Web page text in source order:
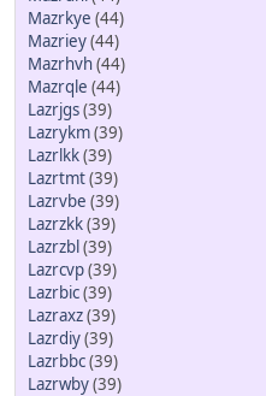
Mazrkye (44)
Mazriey(44)
Mazrhvh(44)
Mazrqle (44)
Lazrjgs(39)
Lazrykm(39)
Lazrlkk(39)
Lazrtmt(39)
Lazrvbe (39)
Lazrzkk(39)
Lazrzbl(39)
Lazrcvp(39)
Lazrbic(39)
Lazraxz(39)
Lazrdiy(39)
Lazrbbc(39)
Lazrwby(39)